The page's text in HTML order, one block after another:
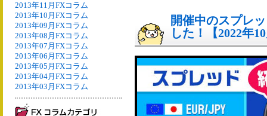
2013年11月FXコラム
2013年10月FXコラム
2013年09月FXコラム
2013年08月FXコラム
2013年07月FXコラム
2013年06月FXコラム
2013年05月FXコラム
2013年04月FXコラム
2013年03月FXコラム
開催中のスプレ
した！【2022年